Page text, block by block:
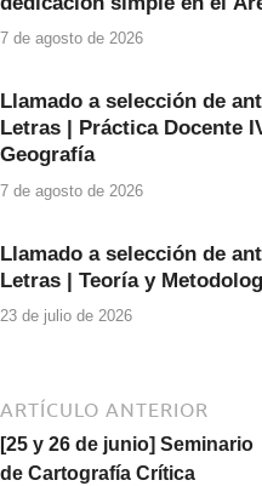
k
7 de agosto de 2026
Llamado a selección de
Letras | Práctica Docente
Geografía
7 de agosto de 2026
Llamado a selección de
Letras | Teoría y
23 de julio de 2026
ARTÍCULO ANTERIOR
[25 y 26 de junio] Seminario
de Cartografía Crítica